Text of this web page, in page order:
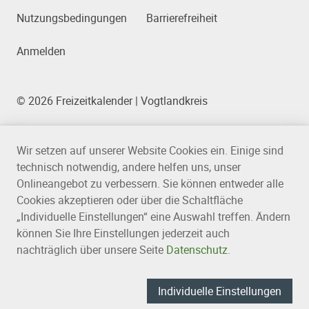
Nutzungsbedingungen Barrierefreiheit
Anmelden
© 2026 Freizeitkalender | Vogtlandkreis
Wir setzen auf unserer Website Cookies ein. Einige sind
technisch notwendig, andere helfen uns, unser
Onlineangebot zu verbessern. Sie können entweder alle
Cookies akzeptieren oder über die Schaltfläche
„Individuelle Einstellungen“ eine Auswahl treffen. Ändern
können Sie Ihre Einstellungen jederzeit auch
nachträglich über unsere Seite Datenschutz.
Individuelle Einstellungen